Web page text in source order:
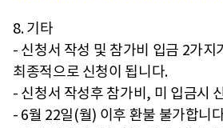
8. 기타
- 신청서 작성 및 참가비 입금 2가지
최종적으로 신청이 됩니다.
- 신청서 작성후 참가비, 미 입금시
- 6월 22일(월) 이후 환불 불가합니